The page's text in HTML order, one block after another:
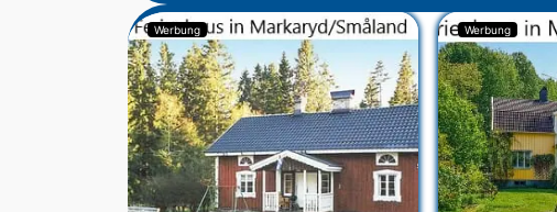
Werbung Werbung